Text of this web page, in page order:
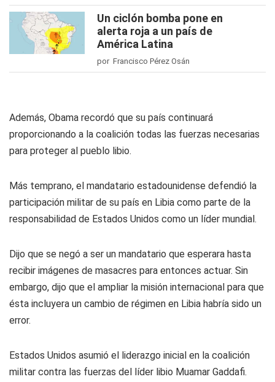
Un ciclón bomba pone en
alerta roja a un país de
América Latina
por Francisco Pérez Osán
Además, Obama recordó que su país continuará
proporcionando a la coalición todas las fuerzas necesarias
para proteger al pueblo libio.
Más temprano, el mandatario estadounidense defendió la
participación militar de su país en Libia como parte de la
responsabilidad de Estados Unidos como un líder mundial.
Dijo que se negó a ser un mandatario que esperara hasta
recibir imágenes de masacres para entonces actuar. Sin
embargo, dijo que el ampliar la misión internacional para que
ésta incluyera un cambio de régimen en Libia habría sido un
error.
Estados Unidos asumió el liderazgo inicial en la coalición
militar contra las fuerzas del líder libio Muamar Gaddafi.